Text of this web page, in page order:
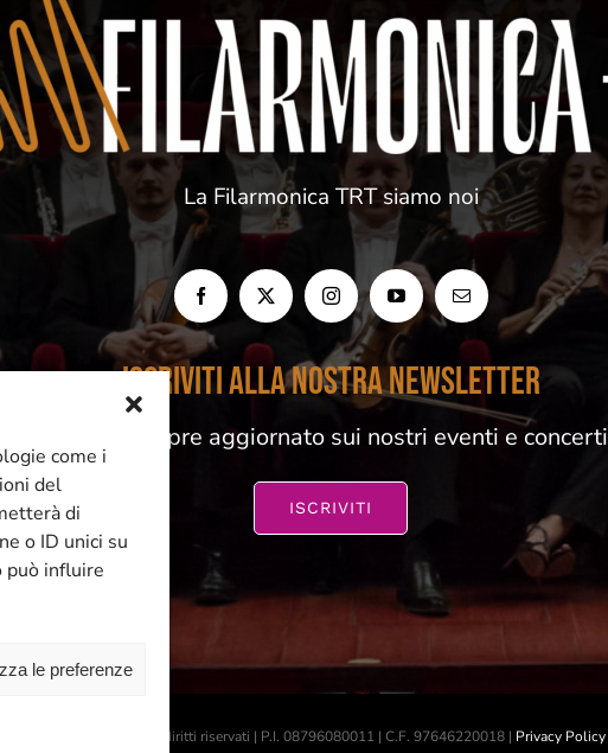
come i
del
di
o ID unici su
può influire
le preferenze
La Filarmonica TRT siamo noi
ISCRIVITI ALLA NOSTRA NEWSLETTER
Resta sempre aggiornato sui nostri eventi e concerti
ISCRIVITI
2004 - 2026 | Tutti i diritti riservati | P.I. 08796080011 | C.F. 97646220018 | Privacy Policy